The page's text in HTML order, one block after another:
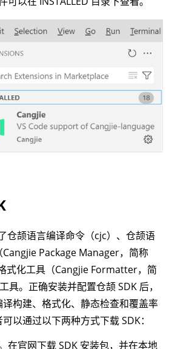
仓颉语言编译命令（cjc）、仓颉语
Package Manager，简称
式化工具（Cangjie Formatter，简
具。正确安装并配置仓颉 SDK 后，
构建、格式化、静态检查和覆盖率
以通过以下两种方式下载 SDK：
在官网下载 SDK 安装包，并在本地